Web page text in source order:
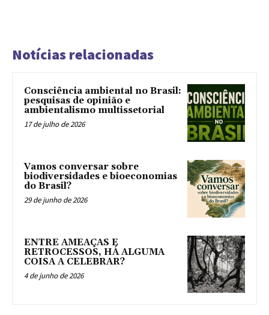
Notícias relacionadas
Consciência ambiental no Brasil:
pesquisas de opinião e
ambientalismo multissetorial
17 de julho de 2026
Vamos conversar sobre
biodiversidades e bioeconomias
do Brasil?
29 de junho de 2026
ENTRE AMEAÇAS E
RETROCESSOS, HÁ ALGUMA
COISA A CELEBRAR?
4 de junho de 2026